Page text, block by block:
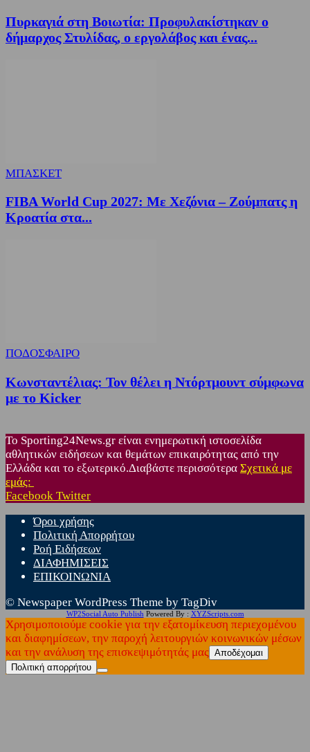
Πυρκαγιά στη Βοιωτία: Προφυλακίστηκαν ο
δήμαρχος Στυλίδας, ο εργολάβος και ένας...
ΜΠΑΣΚΕΤ
FIBA World Cup 2027: Με Χεζόνια – Ζούμπατς η
Κροατία στα...
ΠΟΔΟΣΦΑΙΡΟ
Κωνσταντέλιας: Τον θέλει η Ντόρτμουντ σύμφωνα
με το Kicker
Το Sporting24News.gr είναι ενημερωτική ιστοσελίδα
αθλητικών ειδήσεων και θεμάτων επικαιρότητας από την
Ελλάδα και το εξωτερικό.Διαβάστε περισσότερα Σχετικά με
εμάς:
Facebook Twitter
Όροι χρήσης
Πολιτική Απορρήτου
Ροή Ειδήσεων
ΔΙΑΦΗΜΙΣΕΙΣ
ΕΠΙΚΟΙΝΩΝΙΑ
© Newspaper WordPress Theme by TagDiv
WP2Social Auto Publish Powered By : XYZScripts.com
Χρησιμοποιούμε cookie για την εξατομίκευση περιεχομένου
και διαφημίσεων, την παροχή λειτουργιών κοινωνικών μέσων
και την ανάλυση της επισκεψιμότητάς μας Αποδέχομαι
Πολιτική απορρήτου